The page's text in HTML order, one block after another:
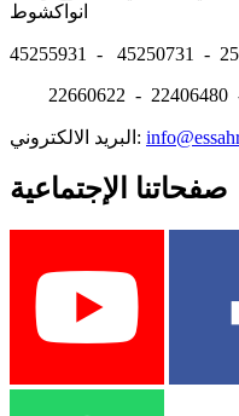
22660622 - 22406480 -
البريد الالكتروني:
صفحاتنا الإجتماعية